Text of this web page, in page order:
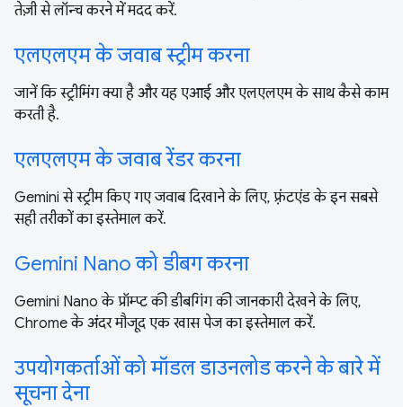
तेज़ी से लॉन्च करने में मदद करें.
एलएलएम के जवाब स्ट्रीम करना
जानें कि स्ट्रीमिंग क्या है और यह एआई और एलएलएम के साथ कैसे काम
करती है.
एलएलएम के जवाब रेंडर करना
Gemini से स्ट्रीम किए गए जवाब दिखाने के लिए, फ़्रंटएंड के इन सबसे
सही तरीकों का इस्तेमाल करें.
Gemini Nano को डीबग करना
Gemini Nano के प्रॉम्प्ट की डीबगिंग की जानकारी देखने के लिए,
Chrome के अंदर मौजूद एक खास पेज का इस्तेमाल करें.
उपयोगकर्ताओं को मॉडल डाउनलोड करने के बारे में
सूचना देना